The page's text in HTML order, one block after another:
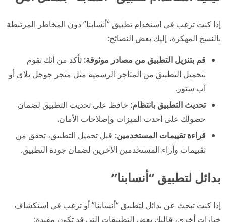
إذا كنت ترغب في استخدام تطبيق “أنسابنا” دون المخاطر المرتبطة
بالنسخ المهكرة، إليك بعض النصائح:
قم بتنزيل التطبيق من مصادر موثوقة: تأكد من أنك تقوم
بتحميل التطبيق من المتاجر الرسمية مثل متجر جوجل بلاي أو
آب ستور.
تحديث التطبيق بانتظام: حافظ على تحديث التطبيق لضمان
حصولك على أحدث الميزات وإصلاحات الأمان.
قراءة تقييمات المستخدمين: قبل تحميل التطبيق، تحقق من
تقييمات وآراء المستخدمين الآخرين لضمان جودة التطبيق.
بدائل لتطبيق “أنسابنا”
إذا كنت تبحث عن بدائل لتطبيق “أنسابنا” أو ترغب في استكشاف
خيارات أخرى، فإليك بعض التطبيقات التي قد تكون مفيدة: